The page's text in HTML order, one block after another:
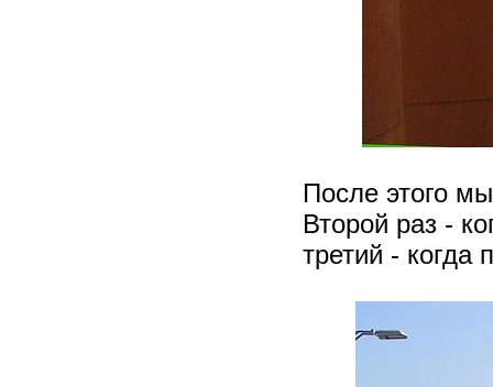
После этого
Второй раз -
третий - когда